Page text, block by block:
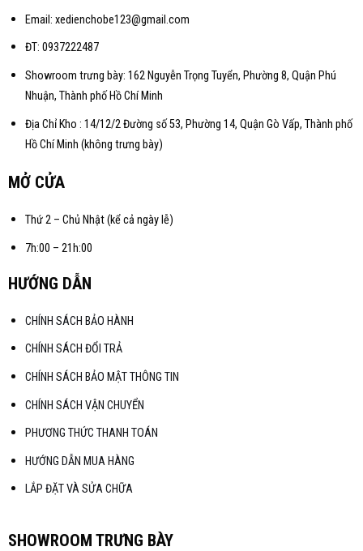
Email: xedienchobe123@gmail.com
ĐT: 0937222487
Showroom trưng bày: 162 Nguyễn Trọng Tuyển, Phường 8, Quận Phú
Nhuận, Thành phố Hồ Chí Minh
Địa Chỉ Kho : 14/12/2 Đường số 53, Phường 14, Quận Gò Vấp, Thành phố
Hồ Chí Minh (không trưng bày)
MỞ CỬA
Thứ 2 – Chủ Nhật (kể cả ngày lễ)
7h:00 – 21h:00
HƯỚNG DẪN
CHÍNH SÁCH BẢO HÀNH
CHÍNH SÁCH ĐỔI TRẢ
CHÍNH SÁCH BẢO MẬT THÔNG TIN
CHÍNH SÁCH VẬN CHUYỂN
PHƯƠNG THỨC THANH TOÁN
HƯỚNG DẪN MUA HÀNG
LẮP ĐẶT VÀ SỬA CHỮA
SHOWROOM TRƯNG BÀY